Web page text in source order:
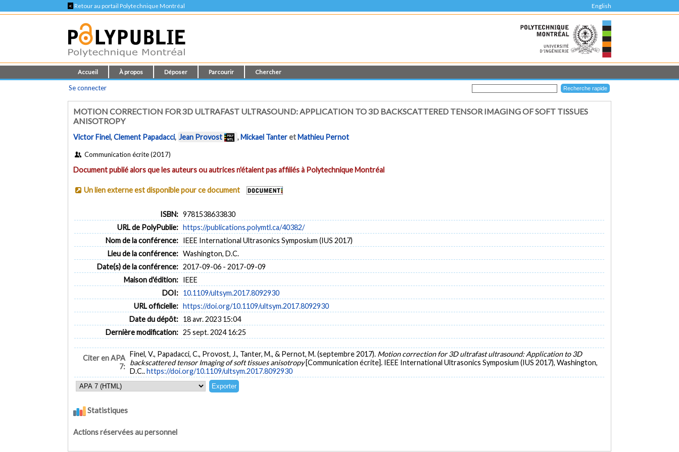
< Retour au portail Polytechnique Montréal English
Accueil À propos Déposer Parcourir Chercher
Se connecter
MOTION CORRECTION FOR 3D ULTRAFAST ULTRASOUND: APPLICATION TO 3D BACKSCATTERED TENSOR IMAGING OF SOFT TISSUES
ANISOTROPY
Victor Finel,Clement Papadacci, Jean Provost ,Mickael TanteretMathieu Pernot
Communication écrite (2017)
Document publié alors que les auteurs ou autrices n'étaient pas affiliés à Polytechnique Montréal
Un lien externe est disponible pour ce document
ISBN: 9781538633830
URL de PolyPublie: https://publications.polymtl.ca/40382/
Nom de la conférence: IEEE International Ultrasonics Symposium (IUS 2017)
Lieu de la conférence: Washington, D.C.
Date(s) de la conférence: 2017-09-06 - 2017-09-09
Maison d'édition: IEEE
DOI: 10.1109/ultsym.2017.8092930
URL officielle: https://doi.org/10.1109/ultsym.2017.8092930
Date du dépôt: 18 avr. 2023 15:04
Dernière modification: 25 sept. 2024 16:25
Citer en APA
7:
Finel, V., Papadacci, C., Provost, J., Tanter, M., & Pernot, M. (septembre 2017). Motion correction for 3D ultrafast ultrasound: Application to 3D
backscattered tensor Imaging of soft tissues anisotropy[Communication écrite]. IEEE International Ultrasonics Symposium (IUS 2017), Washington,
D.C..https://doi.org/10.1109/ultsym.2017.8092930
Statistiques
Actions réservées au personnel